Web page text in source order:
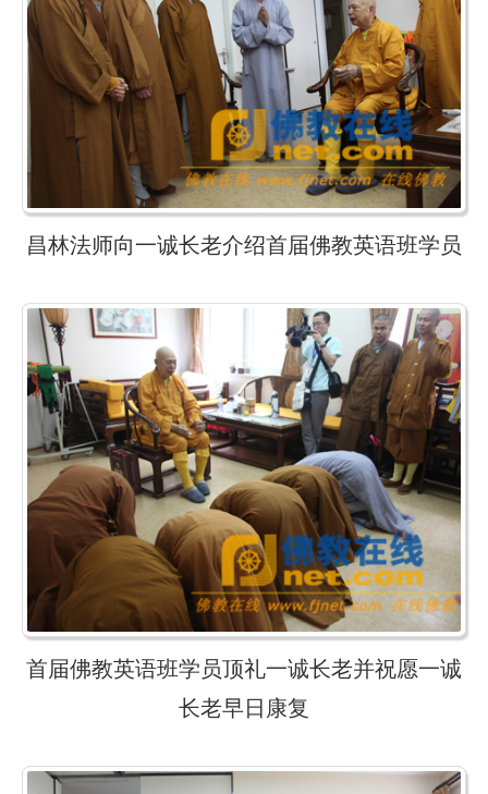
昌林法师向一诚长老介绍首届佛教英语班学员
首届佛教英语班学员顶礼一诚长老并祝愿一诚
长老早日康复